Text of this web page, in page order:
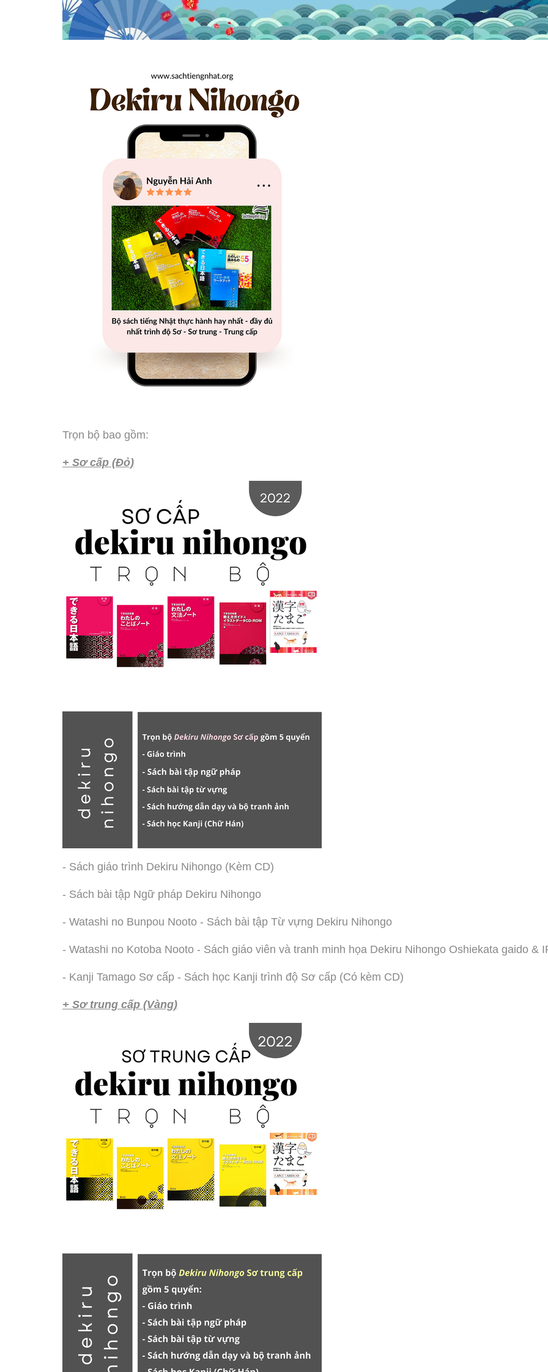
Trọn bộ bao gồm:
+ Sơ cấp (Đỏ)
- Sách giáo trình Dekiru Nihongo (Kèm CD)
- Sách bài tập Ngữ pháp Dekiru Nihongo
- Watashi no Bunpou Nooto - Sách bài tập Từ vựng Dekiru Nihongo
- Watashi no Kotoba Nooto - Sách giáo viên và tranh minh họa Dekiru Nihongo Oshiekata gaido &
- Kanji Tamago Sơ cấp - Sách học Kanji trình độ Sơ cấp (Có kèm CD)
+ Sơ trung cấp (Vàng)